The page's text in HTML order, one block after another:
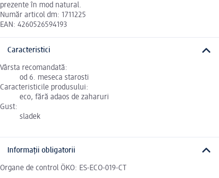
prezente în mod natural.
Număr articol dm: 1711225
EAN: 4260526594193
Caracteristici
Vârsta recomandată:
od 6. meseca starosti
Caracteristicile produsului:
eco, fără adaos de zaharuri
Gust:
sladek
Informații obligatorii
Organe de control ÖKO: ES-ECO-019-CT